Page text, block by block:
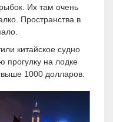
Их там очень
Пространства в
китайское судно
прогулку на лодке
1000 долларов.